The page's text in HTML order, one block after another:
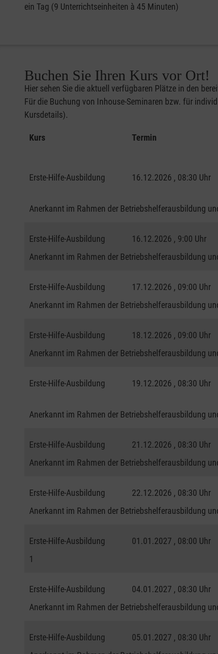
ein Tag (9 Unterrichtseinheiten à 45 Minuten)
Buchen Sie Ihren Kurs vor Ort!
Hier sehen Sie die aktuell verfügbaren Plätze in den
Für die Buchung von Inhouse-Seminaren bzw. für
Kursdetails).
Kurs Termin
Erste-Hilfe-Ausbildung 16.12.2026 , 08:30 Uhr
Anerkannt im Rahmen der Betriebshelferausbildung
Erste-Hilfe-Ausbildung
16.12.2026 , 9:00 Uhr
Anerkannt im Rahmen der Betriebshelferausbildung
Erste-Hilfe-Ausbildung
17.12.2026 , 09:00 Uhr
Anerkannt im Rahmen der Betriebshelferausbildung
Erste-Hilfe-Ausbildung
18.12.2026 , 09:00 Uhr
Anerkannt im Rahmen der Betriebshelferausbildung
Erste-Hilfe-Ausbildung 19.12.2026 , 08:30 Uhr
Anerkannt im Rahmen der Betriebshelferausbildung
Erste-Hilfe-Ausbildung
21.12.2026 , 08:30 Uhr
Anerkannt im Rahmen der Betriebshelferausbildung
Erste-Hilfe-Ausbildung
22.12.2026 , 08:30 Uhr
Anerkannt im Rahmen der Betriebshelferausbildung
Erste-Hilfe-Ausbildung
01.01.2027 , 08:00 Uhr
1
Erste-Hilfe-Ausbildung
04.01.2027 , 08:30 Uhr
Anerkannt im Rahmen der Betriebshelferausbildung
Erste-Hilfe-Ausbildung
05.01.2027 , 08:30 Uhr